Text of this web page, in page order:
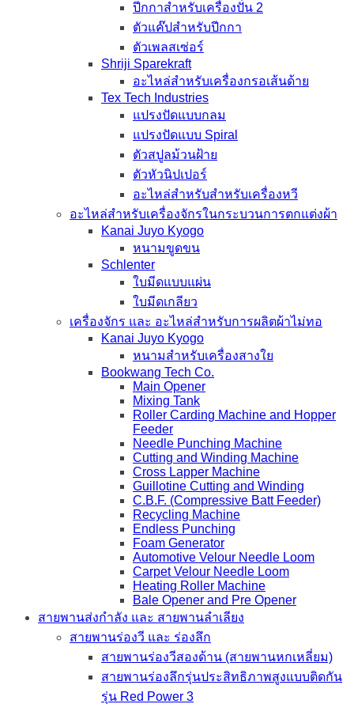
ปีกกาสำหรับเครื่องปั่น 2
ตัวแค๊ปสำหรับปีกกา
ตัวเพลสเซ่อร์
Shriji Sparekraft
อะไหล่สำหรับเครื่องกรอเส้นด้าย
Tex Tech Industries
แปรงปัดแบบกลม
แปรงปัดแบบ Spiral
ตัวสปูลม้วนฝ้าย
ตัวหัวนิปเปอร์
อะไหล่สำหรับสำหรับเครื่องหวี
อะไหล่สำหรับเครื่องจักรในกระบวนการตกแต่งผ้า
Kanai Juyo Kyogo
หนามขูดขน
Schlenter
ใบมีดแบบแผ่น
ใบมีดเกลียว
เครื่องจักร และ อะไหล่สำหรับการผลิตผ้าไม่ทอ
Kanai Juyo Kyogo
หนามสำหรับเครื่องสางใย
Bookwang Tech Co.
Main Opener
Mixing Tank
Roller Carding Machine and Hopper
Feeder
Needle Punching Machine
Cutting and Winding Machine
Cross Lapper Machine
Guillotine Cutting and Winding
C.B.F. (Compressive Batt Feeder)
Recycling Machine
Endless Punching
Foam Generator
Automotive Velour Needle Loom
Carpet Velour Needle Loom
Heating Roller Machine
Bale Opener and Pre Opener
สายพานส่งกำลัง และ สายพานลำเลียง
สายพานร่องวี และ ร่องลึก
สายพานร่องวีสองด้าน (สายพานหกเหลี่ยม)
สายพานร่องลึกรุ่นประสิทธิภาพสูงแบบติดกัน
รุ่น Red Power 3